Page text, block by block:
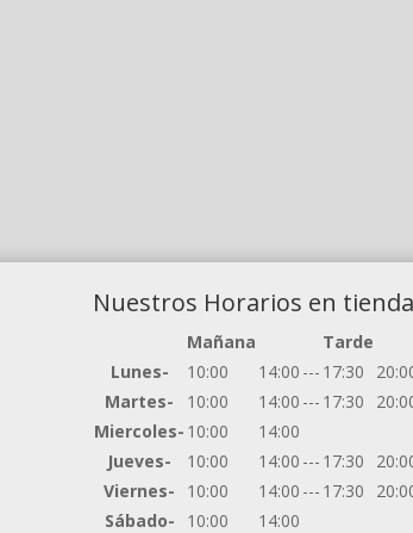
Nuestros Horarios en
Mañana
Tarde
Lunes-
10:00 14:00 --- 17:30
Martes-
10:00 14:00 --- 17:30
Miercoles- 10:00
14:00
Jueves-
10:00 14:00 --- 17:30
Viernes-
10:00 14:00 --- 17:30
Sábado-
10:00 14:00